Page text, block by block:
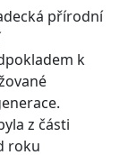
přírodní
k
z části
roku